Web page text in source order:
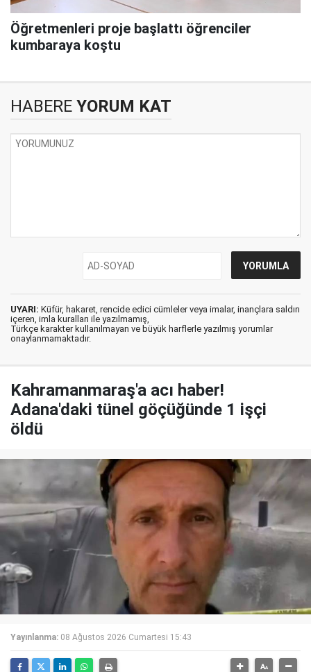
Öğretmenleri proje başlattı öğrenciler
kumbaraya koştu
HABERE YORUM KAT
UYARI: Küfür, hakaret, rencide edici cümleler veya imalar, inançlara saldırı
içeren, imla kuralları ile yazılmamış,
Türkçe karakter kullanılmayan ve büyük harflerle yazılmış yorumlar
onaylanmamaktadır.
Kahramanmaraş'a acı haber!
Adana'daki tünel göçüğünde 1 işçi
öldü
Yayınlanma: 08 Ağustos 2026 Cumartesi 15:43